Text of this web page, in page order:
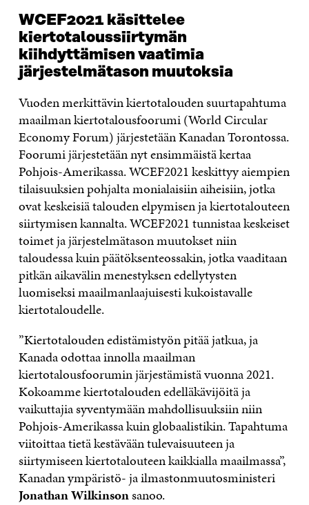
WCEF2021 käsittelee
kiertotaloussiirtymän
kiihdyttämisen vaatimia
järjestelmätason muutoksia
Vuoden merkittävin kiertotalouden suurtapahtuma
maailman kiertotalousfoorumi (World Circular
Economy Forum) järjestetään Kanadan Torontossa.
Foorumi järjestetään nyt ensimmäistä kertaa
Pohjois-Amerikassa. WCEF2021 keskittyy aiempien
tilaisuuksien pohjalta monialaisiin aiheisiin, jotka
ovat keskeisiä talouden elpymisen ja kiertotalouteen
siirtymisen kannalta. WCEF2021 tunnistaa keskeiset
toimet ja järjestelmätason muutokset niin
taloudessa kuin päätöksenteossakin, jotka vaaditaan
pitkän aikavälin menestyksen edellytysten
luomiseksi maailmanlaajuisesti kukoistavalle
kiertotaloudelle.
”Kiertotalouden edistämistyön pitää jatkua, ja
Kanada odottaa innolla maailman
kiertotalousfoorumin järjestämistä vuonna 2021.
Kokoamme kiertotalouden edelläkävijöitä ja
vaikuttajia syventymään mahdollisuuksiin niin
Pohjois-Amerikassa kuin globaalistikin. Tapahtuma
viitoittaa tietä kestävään tulevaisuuteen ja
siirtymiseen kiertotalouteen kaikkialla maailmassa”,
Kanadan ympäristö- ja ilmastonmuutosministeri
Jonathan Wilkinsonsanoo.